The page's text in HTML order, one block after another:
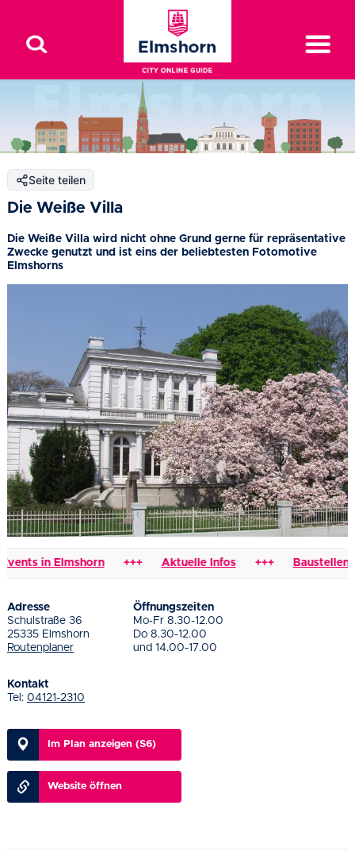
Seite teilen
Die Weiße Villa
Die Weiße Villa wird nicht ohne Grund gerne für repräsentative
Zwecke genutzt und ist eins der beliebtesten Fotomotive
Elmshorns
in Elmshorn +++ Aktuelle Infos +++ Baustellen &
Adresse
Schulstraße 36
25335 Elmshorn
Routenplaner
Öffnungszeiten
Mo-Fr 8.30-12.00
Do 8.30-12.00
und 14.00-17.00
Kontakt
Tel: 04121-2310
Im Plan anzeigen (S6)
Website öffnen